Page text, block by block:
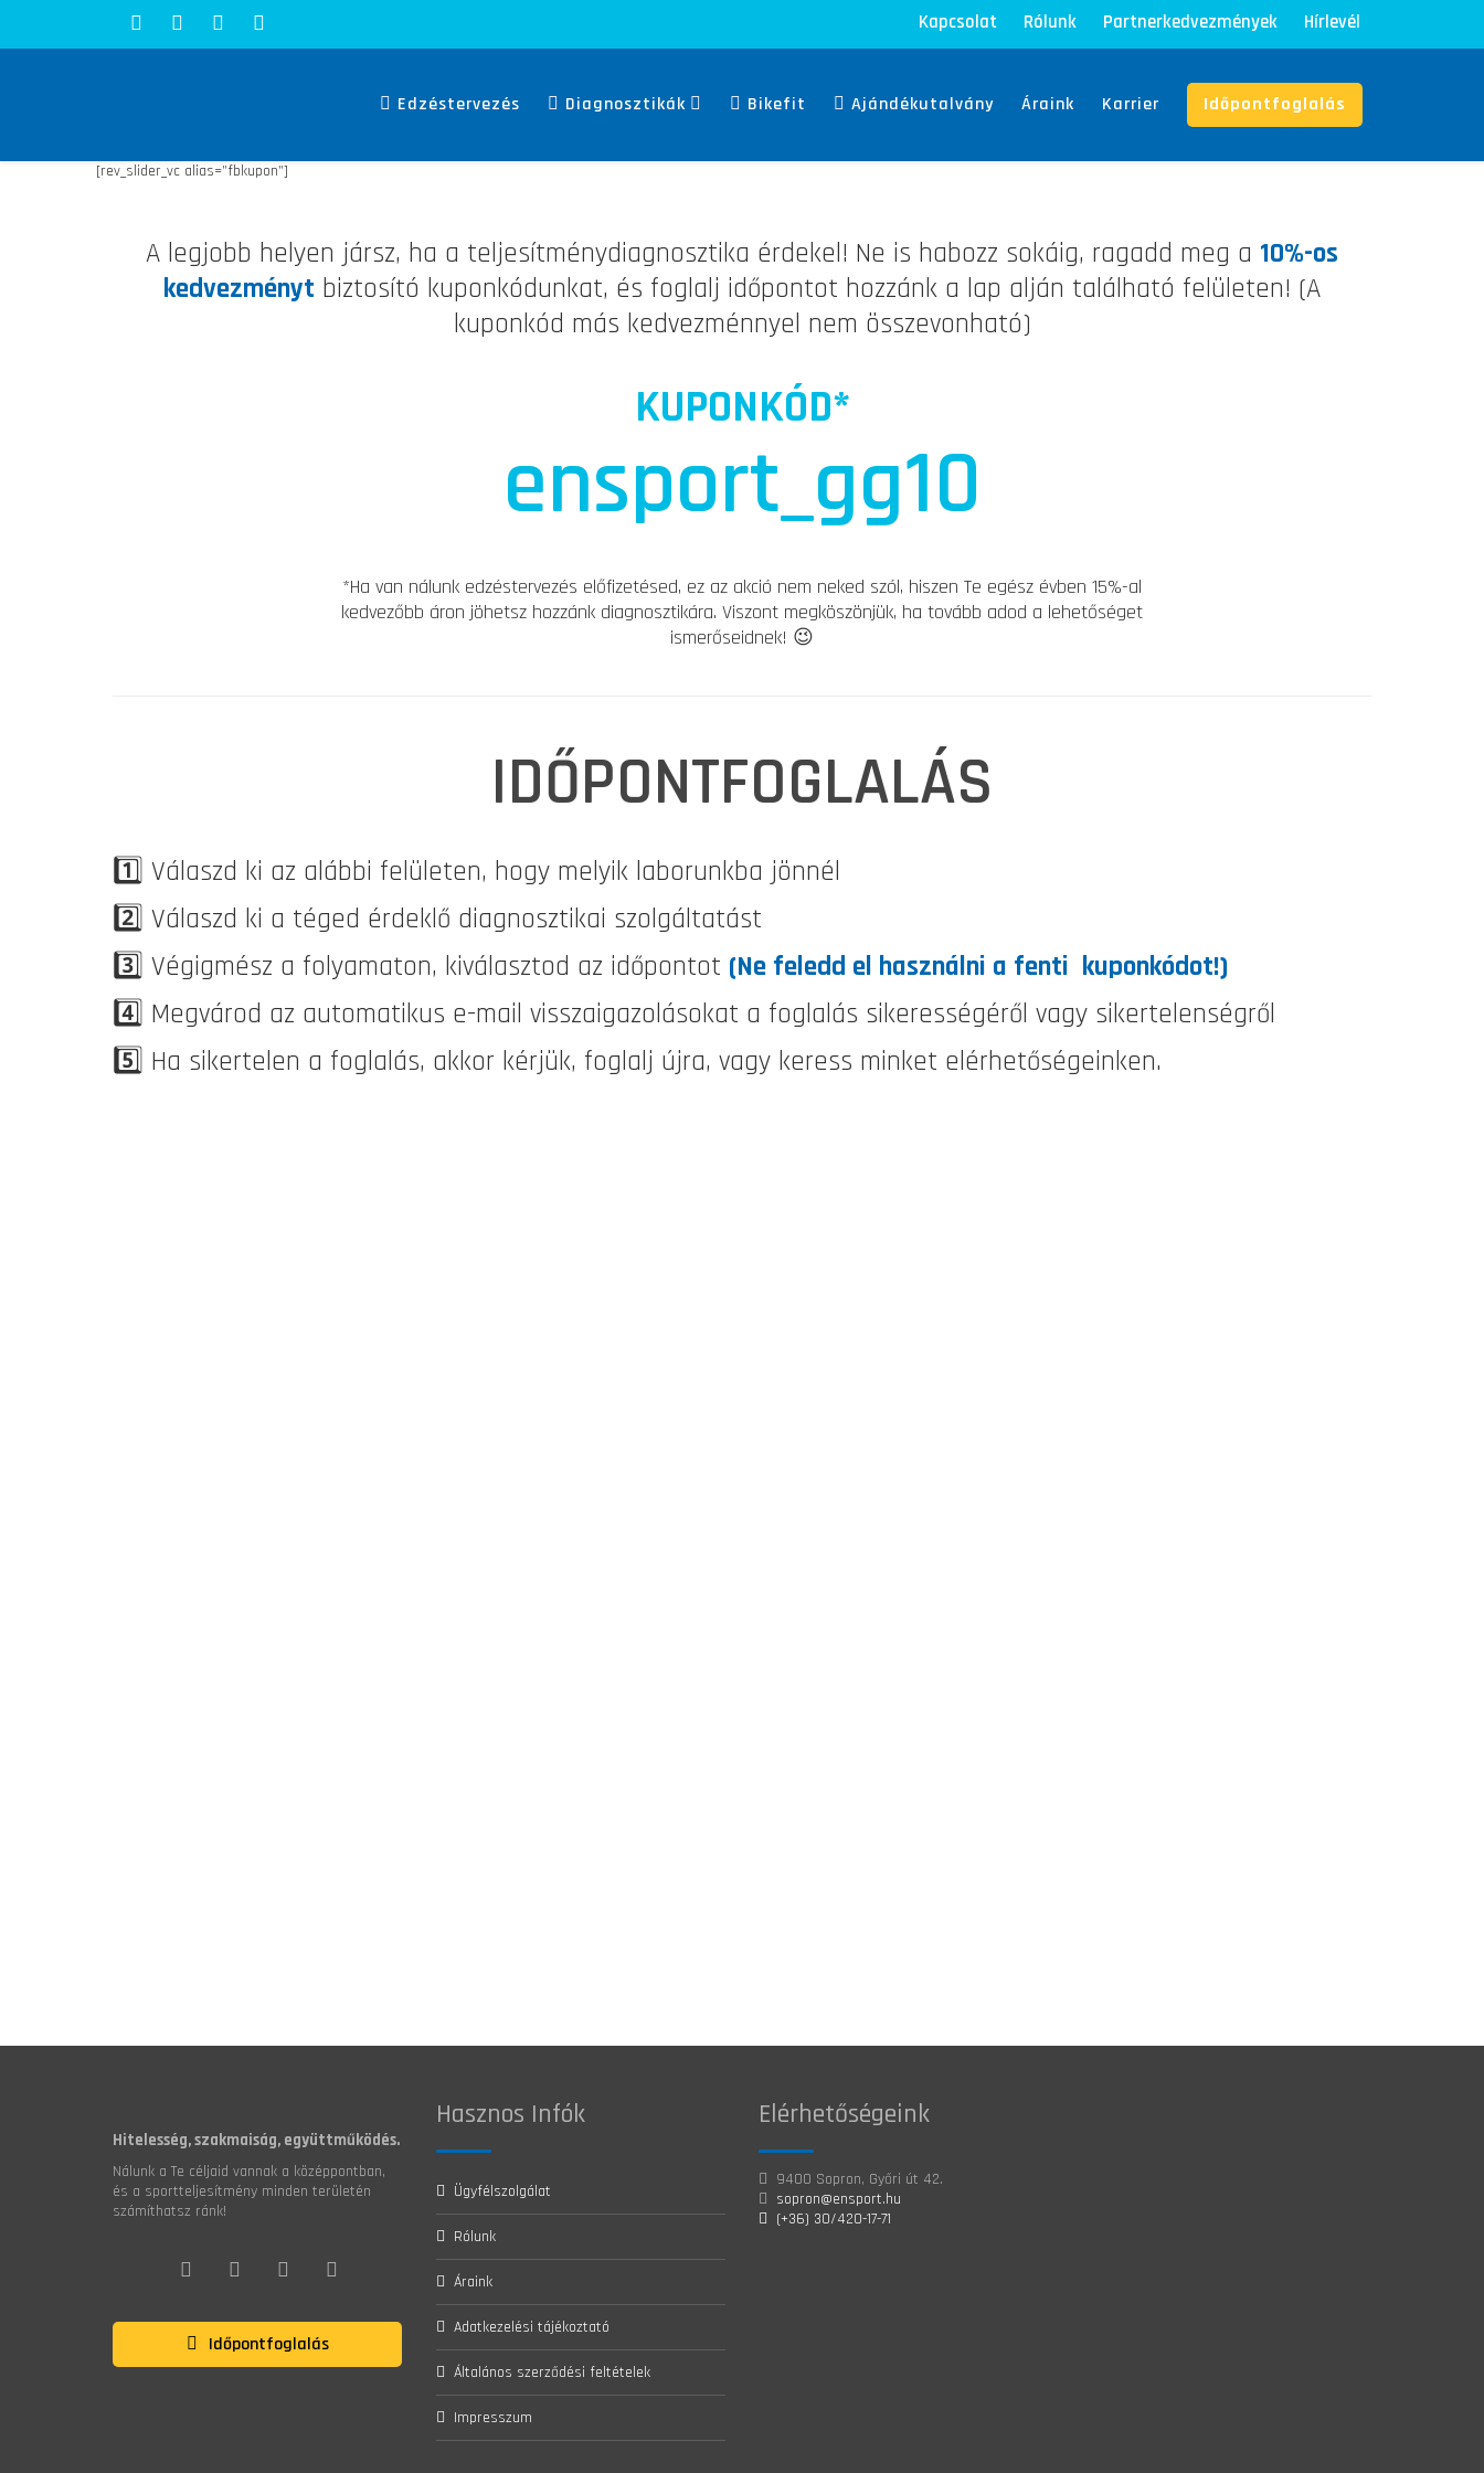
Kapcsolat Rólunk Partnerkedvezmények Hírlevél
Edzéstervezés Diagnosztikák Bikefit Ajándékutalvány Áraink Karrier Időpontfoglalás
[rev_slider_vc alias=”fbkupon”]
A legjobb helyen jársz, ha a teljesítménydiagnosztika érdekel! Ne is habozz sokáig, ragadd meg a 10%-os
kedvezményt biztosító kuponkódunkat, és foglalj időpontot hozzánk a lap alján található felületen! (A
kuponkód más kedvezménnyel nem összevonható)
KUPONKÓD*
ensport_gg10
*Ha van nálunk edzéstervezés előfizetésed, ez az akció nem neked szól, hiszen Te egész évben 15%-al
kedvezőbb áron jöhetsz hozzánk diagnosztikára. Viszont megköszönjük, ha tovább adod a lehetőséget
ismerőseidnek! 😉
IDŐPONTFOGLALÁS
1️⃣ Válaszd ki az alábbi felületen, hogy melyik laborunkba jönnél
2️⃣ Válaszd ki a téged érdeklő diagnosztikai szolgáltatást
3️⃣ Végigmész a folyamaton, kiválasztod az időpontot (Ne feledd el használni a fenti kuponkódot!)
4️⃣ Megvárod az automatikus e-mail visszaigazolásokat a foglalás sikerességéről vagy sikertelenségről
5️⃣ Ha sikertelen a foglalás, akkor kérjük, foglalj újra, vagy keress minket elérhetőségeinken.
Hitelesség, szakmaiság, együttműködés.
Nálunk a Te céljaid vannak a középpontban,
és a sportteljesítmény minden területén
számíthatsz ránk!
Időpontfoglalás
Hasznos Infók
Ügyfélszolgálat
Rólunk
Áraink
Adatkezelési tájékoztató
Általános szerződési feltételek
Impresszum
Elérhetőségeink
9400 Sopron, Győri út 42.
sopron@ensport.hu
(+36) 30/420-17-71